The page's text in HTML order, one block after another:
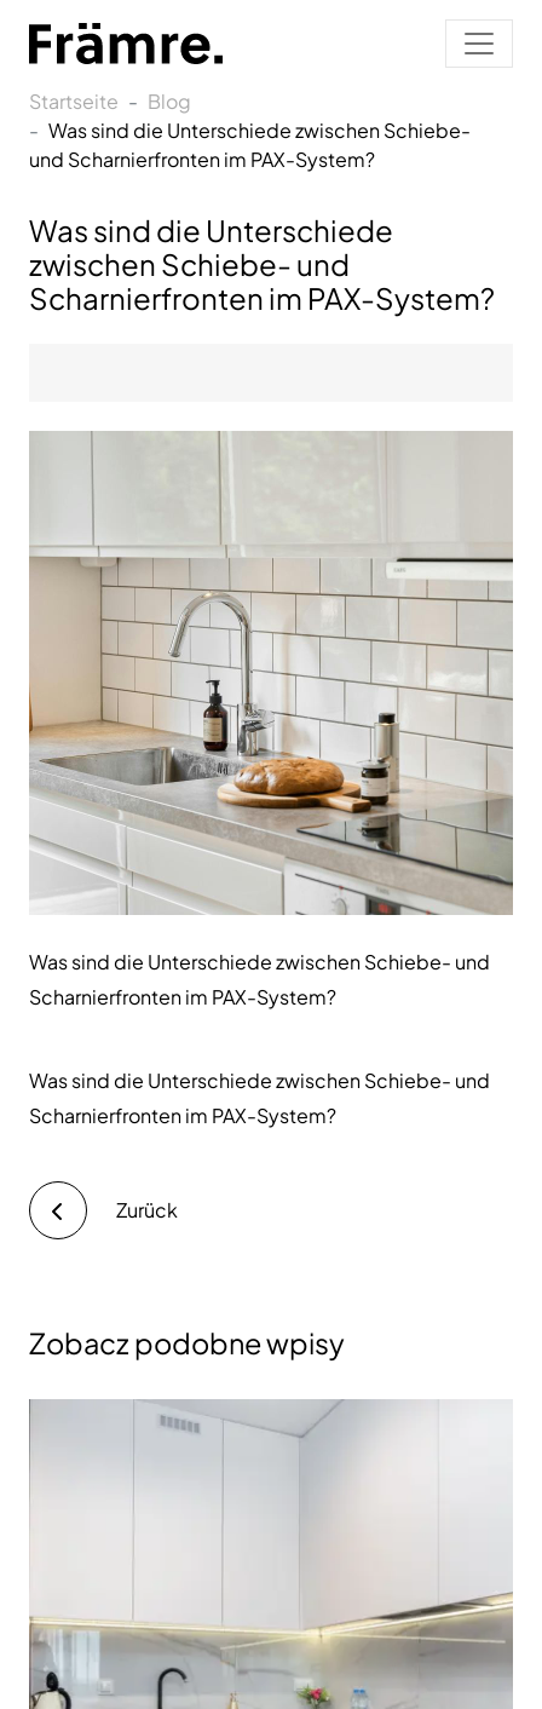
Startseite
Blog
Was sind die Unterschiede zwischen Schiebe-
und Scharnierfronten im PAX-System?
Was sind die Unterschiede
zwischen Schiebe- und
Scharnierfronten im PAX-System?
Was sind die Unterschiede zwischen Schiebe- und
Scharnierfronten im PAX-System?
Was sind die Unterschiede zwischen Schiebe- und
Scharnierfronten im PAX-System?
Zurück
Zobacz podobne wpisy